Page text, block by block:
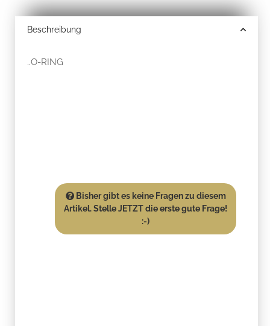
Beschreibung
..O-RING
Bisher gibt es keine Fragen zu diesem
Artikel. Stelle JETZT die erste gute Frage!
:-)